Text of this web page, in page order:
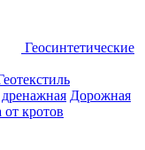
Геосинтетические
Дорожная
от кротов